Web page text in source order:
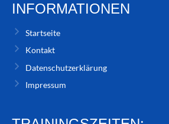
INFORMATIONEN
Startseite
Kontakt
Datenschutzerklärung
Impressum